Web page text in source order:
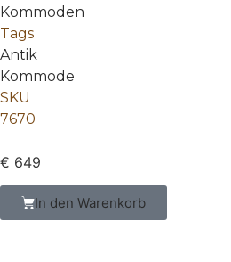
Kommoden
Tags
Antik
Kommode
SKU
7670
€ 649
In den Warenkorb